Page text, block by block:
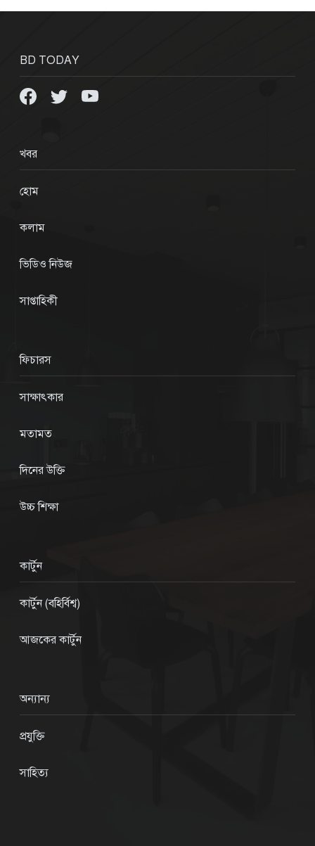
BD TODAY
খবর
হোম
কলাম
ভিডিও নিউজ
সাপ্তাহিকী
ফিচারস
সাক্ষাৎকার
মতামত
দিনের উক্তি
উচ্চ শিক্ষা
কার্টুন
কার্টুন (বহির্বিশ্ব)
আজকের কার্টুন
অন্যান্য
প্রযুক্তি
সাহিত্য